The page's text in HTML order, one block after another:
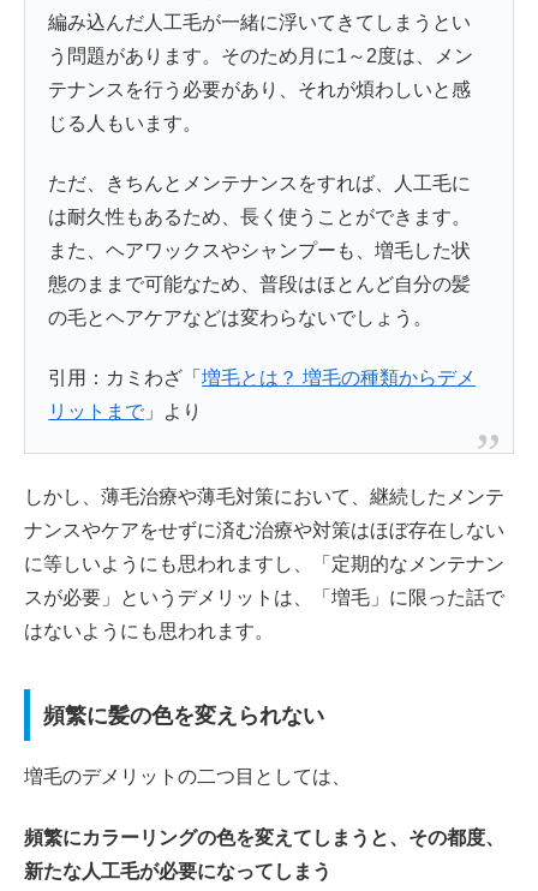
編み込んだ人工毛が一緒に浮いてきてしまうとい
う問題があります。そのため月に1～2度は、メン
テナンスを行う必要があり、それが煩わしいと感
じる人もいます。
ただ、きちんとメンテナンスをすれば、人工毛に
は耐久性もあるため、長く使うことができます。
また、ヘアワックスやシャンプーも、増毛した状
態のままで可能なため、普段はほとんど自分の髪
の毛とヘアケアなどは変わらないでしょう。
引用：カミわざ「増毛とは？ 増毛の種類からデメ
リットまで」より
しかし、薄毛治療や薄毛対策において、継続したメンテ
ナンスやケアをせずに済む治療や対策はほぼ存在しない
に等しいようにも思われますし、「定期的なメンテナン
スが必要」というデメリットは、「増毛」に限った話で
はないようにも思われます。
頻繁に髪の色を変えられない
増毛のデメリットの二つ目としては、
頻繁にカラーリングの色を変えてしまうと、その都度、
新たな人工毛が必要になってしまう